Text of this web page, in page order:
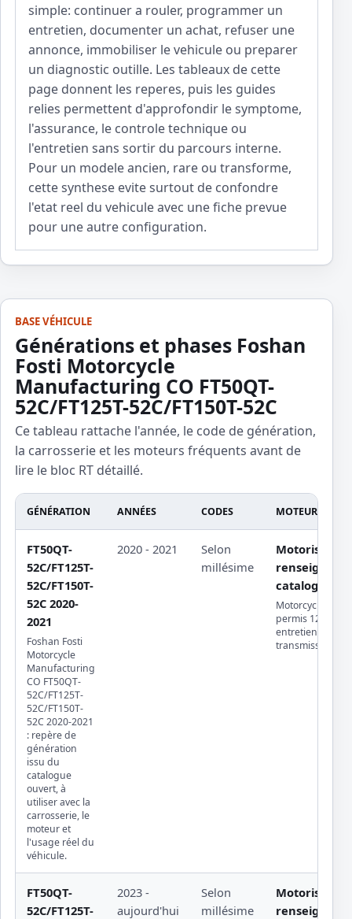
simple: continuer a rouler, programmer un
entretien, documenter un achat, refuser une
annonce, immobiliser le vehicule ou preparer
un diagnostic outille. Les tableaux de cette
page donnent les reperes, puis les guides
relies permettent d'approfondir le symptome,
l'assurance, le controle technique ou
l'entretien sans sortir du parcours interne.
Pour un modele ancien, rare ou transforme,
cette synthese evite surtout de confondre
l'etat reel du vehicule avec une fiche prevue
pour une autre configuration.
BASE VÉHICULE
Générations et phases Foshan
Fosti Motorcycle
Manufacturing CO FT50QT-
52C/FT125T-52C/FT150T-52C
Ce tableau rattache l'année, le code de génération,
la carrosserie et les moteurs fréquents avant de
lire le bloc RT détaillé.
GÉNÉRATION ANNÉES CODES MOTEURS ET
FT50QT-
52C/FT125T-
52C/FT150T-
52C 2020-
2021
Foshan Fosti
Motorcycle
Manufacturing
CO FT50QT-
52C/FT125T-
52C/FT150T-
52C 2020-2021
: repère de
génération
issu du
catalogue
ouvert, à
utiliser avec la
carrosserie, le
moteur et
l'usage réel du
véhicule.
2020 - 2021
Selon
millésime
renseignée
catalogue
Motorcycle ·
permis 125 ou
entretien
transmission
FT50QT-
52C/FT125T-
2023 -
aujourd'hui
Selon
millésime
renseignée